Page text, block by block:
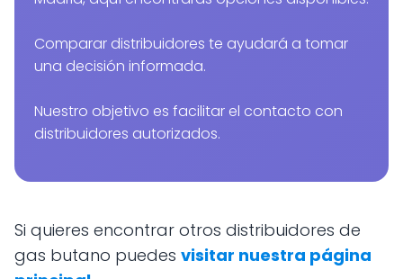
Comparar distribuidores te ayudará a tomar
una decisión informada.
Nuestro objetivo es facilitar el contacto con
distribuidores autorizados.
Si quieres encontrar otros distribuidores de
gas butano puedes visitar nuestra página